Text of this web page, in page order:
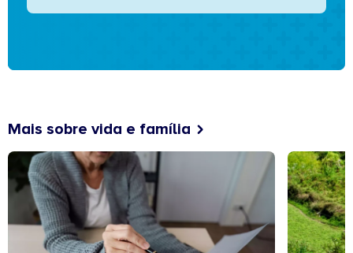
Mais sobre vida e família